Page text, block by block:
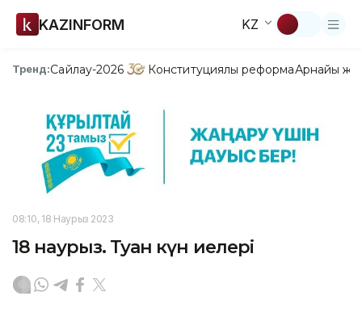
KAZINFORM KZ
Тренд:Сайлау-2026 Конституциялық реформаАрнайы
08:10, 18 Наурыз 2023
18 наурыз. Туған күн иелері